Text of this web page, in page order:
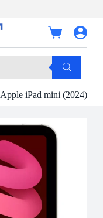
Panier
d’achat
Apple iPad mini (2024)